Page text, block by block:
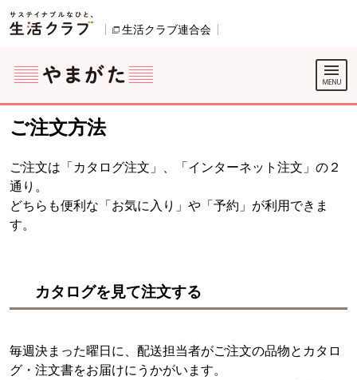
ページの先頭です。
生活クラブ連合会
ここからサイト内共通メニューです。
サイト内共通メニューをスキップする
サイト内共通メニューここまで。
ご注文方法
ご注文は「カタログ注文」、「インターネット注文」の２
通り。
どちらも便利な「お気に入り」や「予約」が利用できま
す。
カタログを見て注文する
毎週決まった曜日に、配送担当者がご注文の品物とカタロ
グ・注文書をお届けにうかがいます。